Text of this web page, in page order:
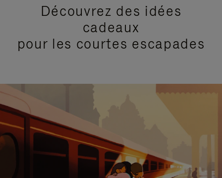
Découvrez des idées
cadeaux
pour les courtes escapades